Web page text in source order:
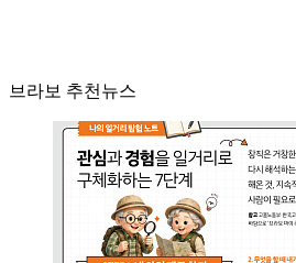
브라보 추천뉴스